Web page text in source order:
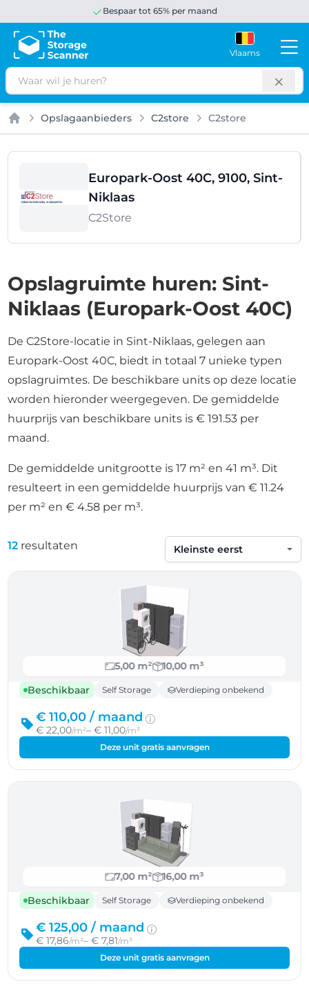
Bespaar tot 65% per maand
Vlaams
Zoeken
Home
Opslagaanbieders C2store C2store
Europark-Oost 40C, 9100, Sint-
Niklaas
C2Store
Opslagruimte huren: Sint-
Niklaas (Europark-Oost 40C)
De C2Store-locatie in Sint-Niklaas, gelegen aan
Europark-Oost 40C, biedt in totaal 7 unieke typen
opslagruimtes. De beschikbare units op deze locatie
worden hieronder weergegeven. De gemiddelde
huurprijs van beschikbare units is € 191.53 per
maand.
De gemiddelde unitgrootte is 17 m² en 41 m³. Dit
resulteert in een gemiddelde huurprijs van € 11.24
per m² en € 4.58 per m³.
12 resultaten
Sorteren op
5,00 m²
10,00 m³
Beschikbaar
Self Storage Verdieping onbekend
€ 110,00 / maand
€ 22,00/m²– € 11,00/m³
Deze unit gratis aanvragen
7,00 m²
16,00 m³
Beschikbaar
Self Storage Verdieping onbekend
€ 125,00 / maand
€ 17,86/m²– € 7,81/m³
Deze unit gratis aanvragen